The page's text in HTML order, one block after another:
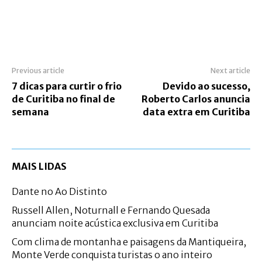
Previous article
7 dicas para curtir o frio
de Curitiba no final de
semana
Next article
Devido ao sucesso,
Roberto Carlos anuncia
data extra em Curitiba
MAIS LIDAS
Dante no Ao Distinto
Russell Allen, Noturnall e Fernando Quesada
anunciam noite acústica exclusiva em Curitiba
Com clima de montanha e paisagens da Mantiqueira,
Monte Verde conquista turistas o ano inteiro